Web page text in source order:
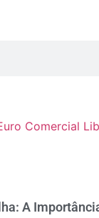
Comercial
A